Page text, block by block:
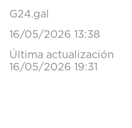
G24.gal
16/05/2026 13:38
Última actualización
16/05/2026 19:31